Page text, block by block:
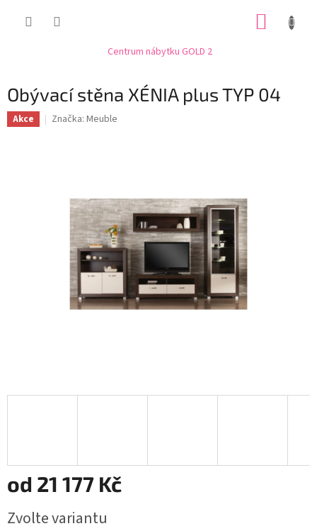
Centrum nábytku GOLD 2
Obývací stěna XÉNIA plus TYP 04
Akce Značka: Meuble
od 21 177 Kč
cena:
Zvolte variantu